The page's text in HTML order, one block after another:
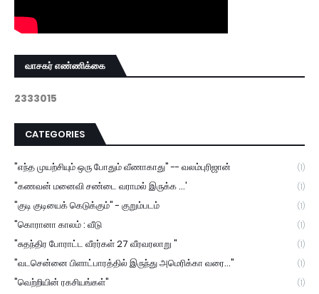
வாசகர் எண்ணிக்கை
2333015
CATEGORIES
"எந்த முயற்சியும் ஒரு போதும் வீணாகாது" -- வலம்புரிஜான் (1)
"கணவன் மனைவி சண்டை வராமல் இருக்க ...' (1)
"குடி குடியைக் கெடுக்கும்" - குறும்படம் (1)
"கொரானா காலம் : வீடு (1)
"சுதந்திர போராட்ட வீரர்கள் 27 வீரவரலாறு " (1)
"வடசென்னை பிளாட்பாரத்தில் இருந்து அமெரிக்கா வரை..." (1)
"வெற்றியின் ரகசியங்கள்" (1)